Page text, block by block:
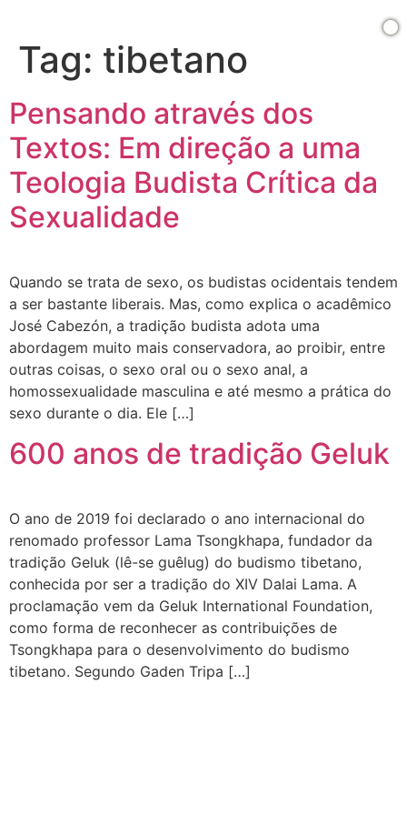
Tag: tibetano
Pensando através dos
Textos: Em direção a uma
Teologia Budista Crítica da
Sexualidade
Quando se trata de sexo, os budistas ocidentais tendem
a ser bastante liberais. Mas, como explica o acadêmico
José Cabezón, a tradição budista adota uma
abordagem muito mais conservadora, ao proibir, entre
outras coisas, o sexo oral ou o sexo anal, a
homossexualidade masculina e até mesmo a prática do
sexo durante o dia. Ele […]
600 anos de tradição Geluk
O ano de 2019 foi declarado o ano internacional do
renomado professor Lama Tsongkhapa, fundador da
tradição Geluk (lê-se guêlug) do budismo tibetano,
conhecida por ser a tradição do XIV Dalai Lama. A
proclamação vem da Geluk International Foundation,
como forma de reconhecer as contribuições de
Tsongkhapa para o desenvolvimento do budismo
tibetano. Segundo Gaden Tripa […]